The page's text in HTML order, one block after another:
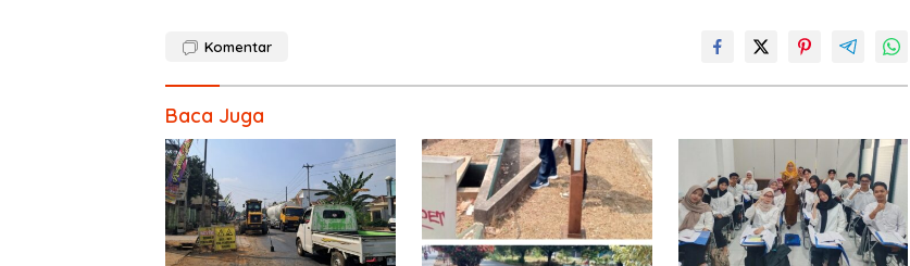
Komentar
Baca Juga